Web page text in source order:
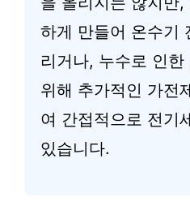
하게 만들어 온수기
리거나, 누수로 인
위해 추가적인 가전
여 간접적으로 전기
있습니다.